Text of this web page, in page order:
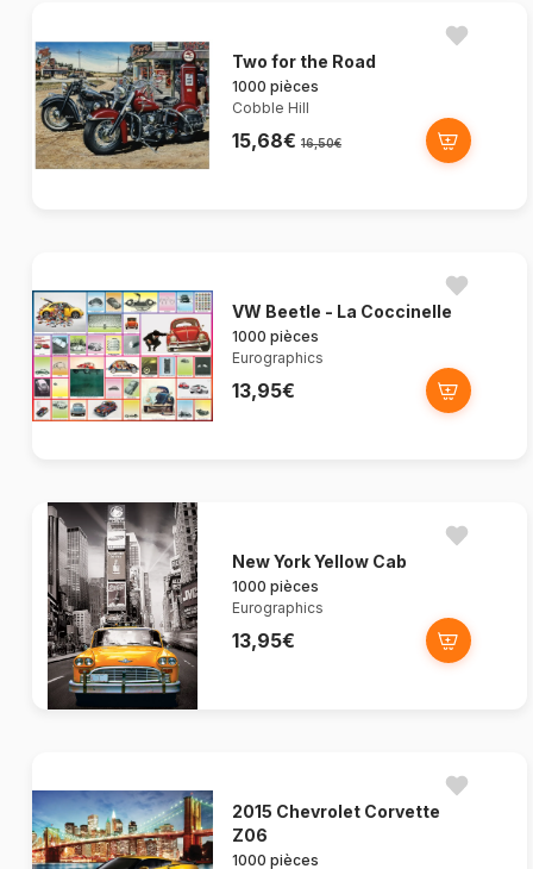
Two for the Road
1000 pièces
Cobble Hill
15,68€ 16,50€
VW Beetle - La Coccinelle
1000 pièces
Eurographics
13,95€
New York Yellow Cab
1000 pièces
Eurographics
13,95€
2015 Chevrolet Corvette
Z06
1000 pièces